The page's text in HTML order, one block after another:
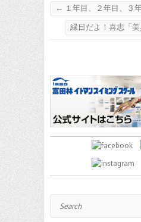
← １年目、２年目、３
縁日だよ！喜志「